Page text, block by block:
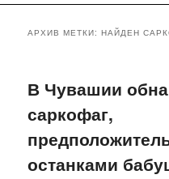
АРХИВ МЕТКИ:НАЙДЕН
В Чувашии
саркофаг,
останками